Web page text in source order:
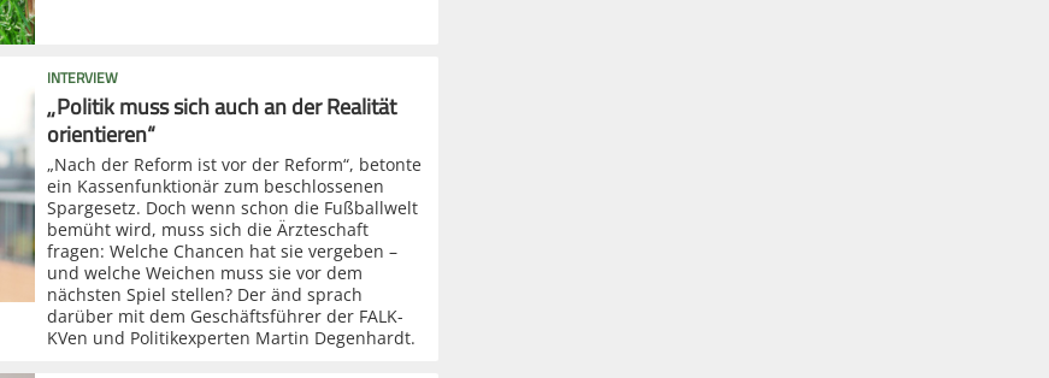
INTERVIEW
„Politik muss sich auch an der Realität
orientieren“
„Nach der Reform ist vor der Reform“, betonte
ein Kassenfunktionär zum beschlossenen
Spargesetz. Doch wenn schon die Fußballwelt
bemüht wird, muss sich die Ärzteschaft
fragen: Welche Chancen hat sie vergeben –
und welche Weichen muss sie vor dem
nächsten Spiel stellen? Der änd sprach
darüber mit dem Geschäftsführer der FALK-
KVen und Politikexperten Martin Degenhardt.